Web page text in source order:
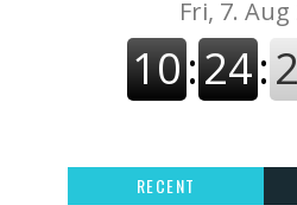
RECENT